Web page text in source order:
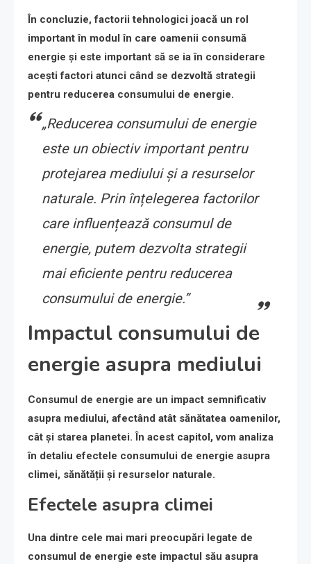
În concluzie, factorii tehnologici joacă un rol
important în modul în care oamenii consumă
energie și este important să se ia în considerare
acești factori atunci când se dezvoltă strategii
pentru reducerea consumului de energie.
„Reducerea consumului de energie
este un obiectiv important pentru
protejarea mediului și a resurselor
naturale. Prin înțelegerea factorilor
care influențează consumul de
energie, putem dezvolta strategii
mai eficiente pentru reducerea
consumului de energie.”
Impactul consumului de
energie asupra mediului
Consumul de energie are un impact semnificativ
asupra mediului, afectând atât sănătatea oamenilor,
cât și starea planetei. În acest capitol, vom analiza
în detaliu efectele consumului de energie asupra
climei, sănătății și resurselor naturale.
Efectele asupra climei
Una dintre cele mai mari preocupări legate de
consumul de energie este impactul său asupra